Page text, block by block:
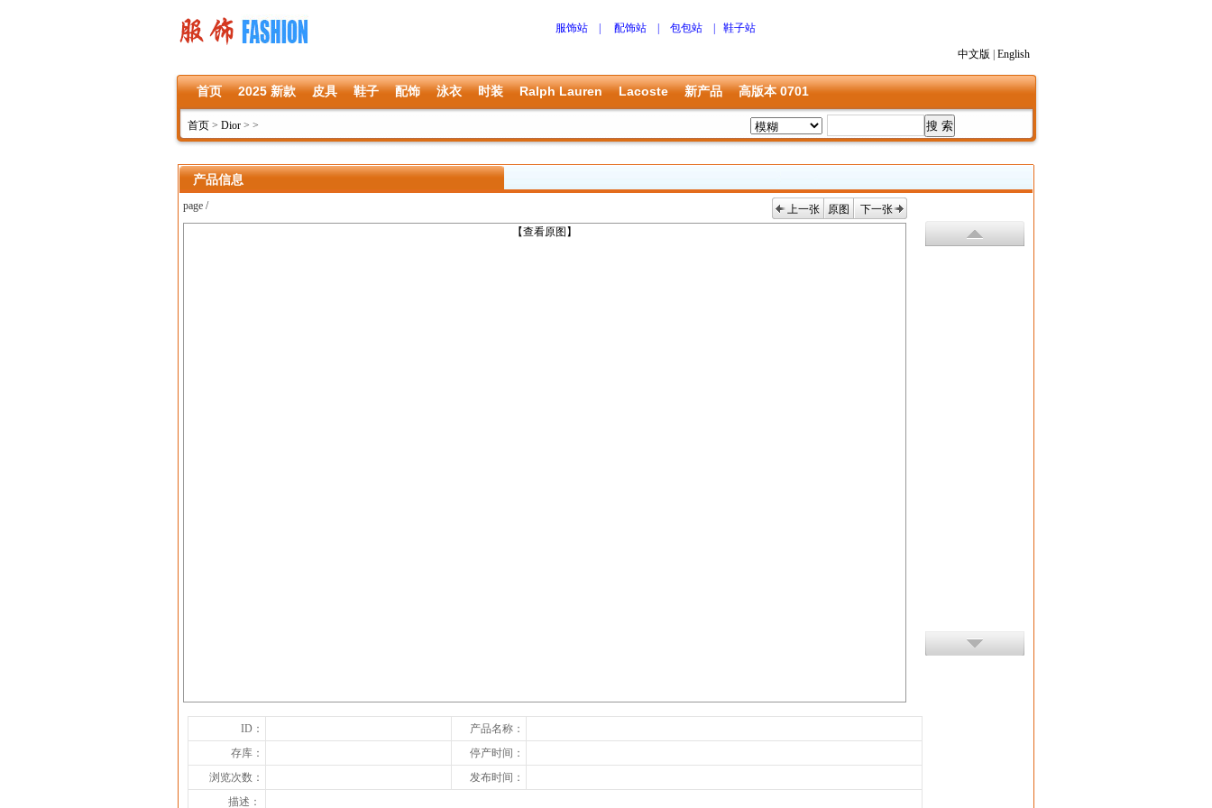
服饰站 配饰站 包包站 鞋子站
中文版 English
首页 2025 新款 皮具 鞋子 配饰 泳衣 时装 Ralph Lauren Lacoste 新产品 高版本 0701
首页 > Dior > >
产品信息
page / 上一张 原图
下一张
【查看原图】
上一张
ID：
产品名称：
存库：
停产时间：
浏览次数：
发布时间：
描述：